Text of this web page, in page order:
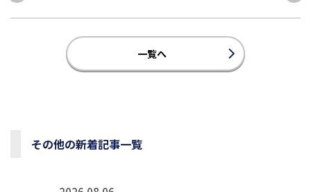
一覧へ
その他の新着記事一覧